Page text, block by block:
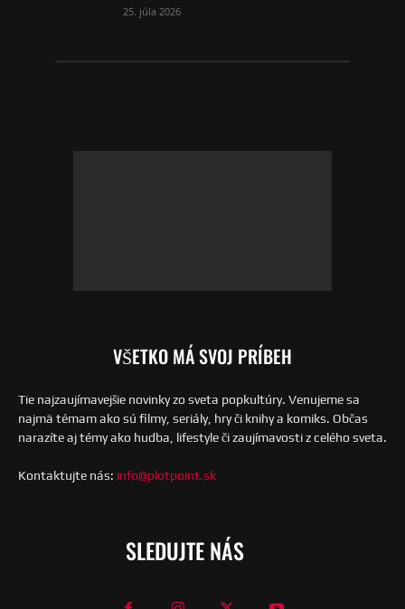
25. júla 2026
VŠETKO MÁ SVOJ PRÍBEH
Tie najzaujímavejšie novinky zo sveta popkultúry. Venujeme sa
najmä témam ako sú filmy, seriály, hry či knihy a komiks. Občas
narazíte aj témy ako hudba, lifestyle či zaujímavosti z celého sveta.
Kontaktujte nás: info@plotpoint.sk
SLEDUJTE NÁS